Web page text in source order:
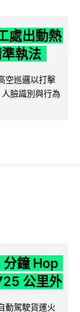
處出動熱
執法
空巡邏以打擊
臉識別與行為
分鐘 Hop
公里外
動駕駛貨運火